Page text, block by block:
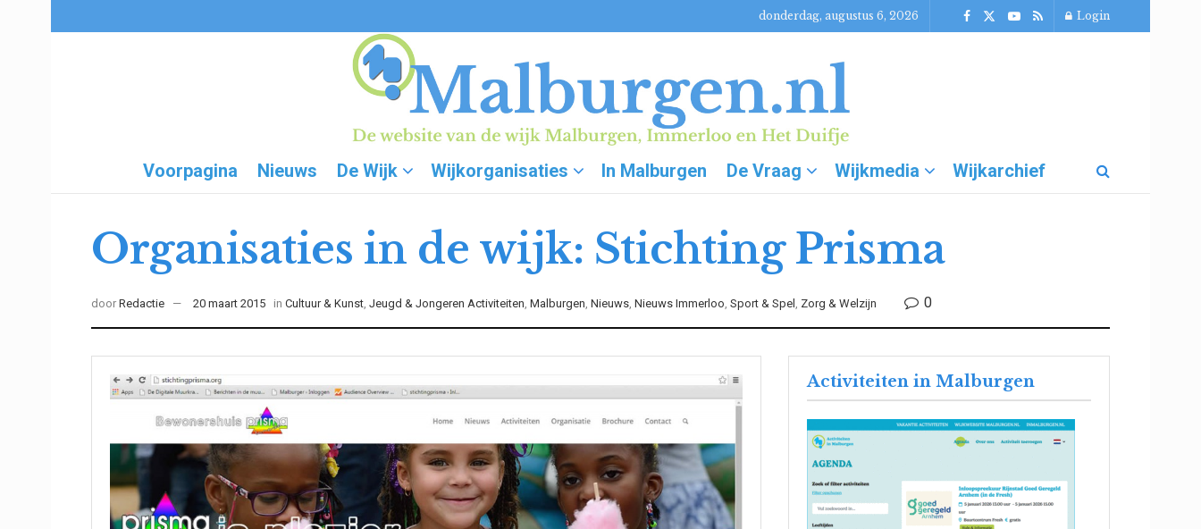
donderdag, augustus 6, 2026 Login
Voorpagina Nieuws De Wijk Wijkorganisaties In Malburgen De Vraag Wijkmedia Wijkarchief
Organisaties in de wijk: Stichting Prisma
door Redactie 20 maart 2015 in Cultuur & Kunst, Jeugd & Jongeren Activiteiten, Malburgen, Nieuws, Nieuws Immerloo, Sport & Spel , Zorg & Welzijn 0
Activiteiten in Malburgen